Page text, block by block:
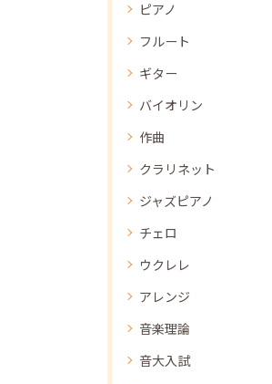
ピアノ
フルート
ギター
バイオリン
作曲
クラリネット
ジャズピアノ
チェロ
ウクレレ
アレンジ
音楽理論
音大入試